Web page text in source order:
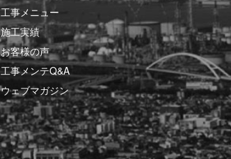
工事メニュー
施工実績
お客様の声
工事メンテQ&A
ウェブマガジン